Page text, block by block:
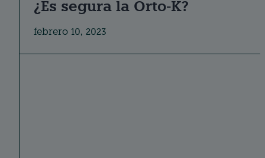
¿Es segura la Orto-K?
febrero 10, 2023